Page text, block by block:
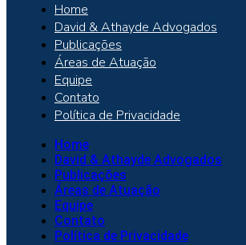
Home
David & Athayde Advogados
Publicações
Áreas de Atuação
Equipe
Contato
Política de Privacidade
Home
David & Athayde Advogados
Publicações
Áreas de Atuação
Equipe
Contato
Política de Privacidade